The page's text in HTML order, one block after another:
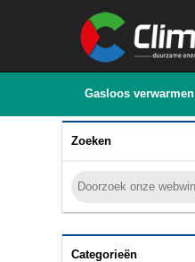
Gasloos verwarmen
Zoeken
Categorieën